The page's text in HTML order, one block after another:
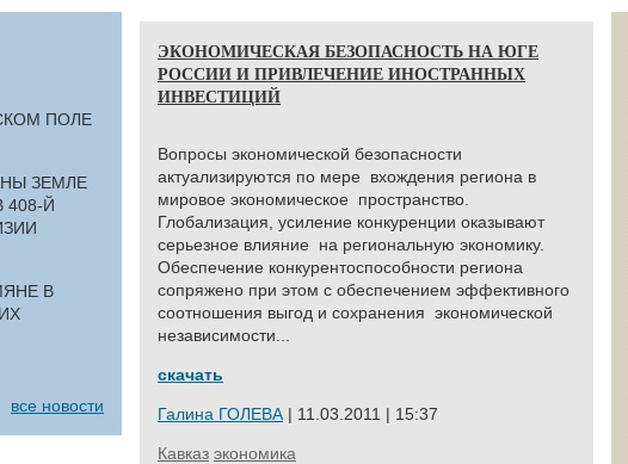
ПОЛЕ
ЗЕМЛЕ
Й
В
все новости
ЭКОНОМИЧЕСКАЯ БЕЗОПАСНОСТЬ НА ЮГЕ
РОССИИ И ПРИВЛЕЧЕНИЕ ИНОСТРАННЫХ
ИНВЕСТИЦИЙ
Вопросы экономической безопасности
актуализируются по мере вхождения региона в
мировое экономическое пространство.
Глобализация, усиление конкуренции оказывают
серьезное влияние на региональную экономику.
Обеспечение конкурентоспособности региона
сопряжено при этом с обеспечением эффективного
соотношения выгод и сохранения экономической
независимости...
скачать
Галина ГОЛЕВА | 11.03.2011 | 15:37
Кавказ экономика